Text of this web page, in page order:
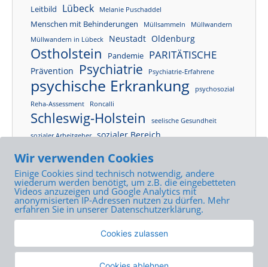
Leitbild Lübeck Melanie Puschaddel
Menschen mit Behinderungen Müllsammeln
Müllwandern
Müllwandern in Lübeck
Neustadt Oldenburg
Ostholstein Pandemie PARITÄTISCHE
Prävention Psychiatrie Psychiatrie-Erfahrene
psychische Erkrankung
psychosozial
Reha-Assessment
Roncalli
Schleswig-Holstein
seelische Gesundheit
sozialer Arbeitgeber
sozialer Bereich
Tagesstruktur Tagesstätte
Tageszentrum Tageszentrum Lübeck
Teilhabe
therapeutische Angebote
Wir verwenden Cookies
Einige Cookies sind technisch notwendig, andere
wiederum werden benötigt, um z.B. die eingebetteten
Videos anzuzeigen und Google Analytics mit
anonymisierten IP-Adressen nutzen zu dürfen. Mehr
erfahren Sie in unserer Datenschutzerklärung.
Cookies zulassen